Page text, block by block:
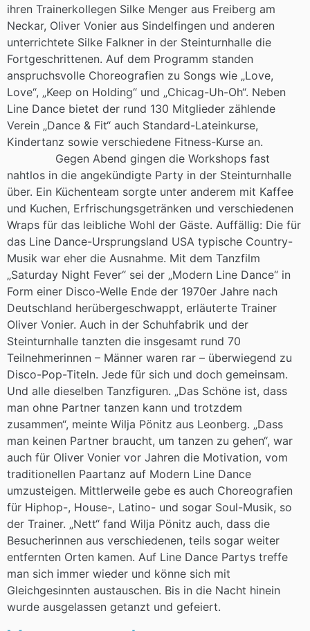
ihren Trainerkollegen Silke Menger aus Freiberg am
Neckar, Oliver Vonier aus Sindelfingen und anderen
unterrichtete Silke Falkner in der Steinturnhalle die
Fortgeschrittenen. Auf dem Programm standen
anspruchsvolle Choreografien zu Songs wie „Love,
Love“, „Keep on Holding“ und „Chicag-Uh-Oh“. Neben
Line Dance bietet der rund 130 Mitglieder zählende
Verein „Dance & Fit“ auch Standard-Lateinkurse,
Kindertanz sowie verschiedene Fitness-Kurse an.
Gegen Abend gingen die Workshops fast
nahtlos in die angekündigte Party in der Steinturnhalle
über. Ein Küchenteam sorgte unter anderem mit Kaffee
und Kuchen, Erfrischungsgetränken und verschiedenen
Wraps für das leibliche Wohl der Gäste. Auffällig: Die für
das Line Dance-Ursprungsland USA typische Country-
Musik war eher die Ausnahme. Mit dem Tanzfilm
„Saturday Night Fever“ sei der „Modern Line Dance“ in
Form einer Disco-Welle Ende der 1970er Jahre nach
Deutschland herübergeschwappt, erläuterte Trainer
Oliver Vonier. Auch in der Schuhfabrik und der
Steinturnhalle tanzten die insgesamt rund 70
Teilnehmerinnen – Männer waren rar – überwiegend zu
Disco-Pop-Titeln. Jede für sich und doch gemeinsam.
Und alle dieselben Tanzfiguren. „Das Schöne ist, dass
man ohne Partner tanzen kann und trotzdem
zusammen“, meinte Wilja Pönitz aus Leonberg. „Dass
man keinen Partner braucht, um tanzen zu gehen“, war
auch für Oliver Vonier vor Jahren die Motivation, vom
traditionellen Paartanz auf Modern Line Dance
umzusteigen. Mittlerweile gebe es auch Choreografien
für Hiphop-, House-, Latino- und sogar Soul-Musik, so
der Trainer. „Nett“ fand Wilja Pönitz auch, dass die
Besucherinnen aus verschiedenen, teils sogar weiter
entfernten Orten kamen. Auf Line Dance Partys treffe
man sich immer wieder und könne sich mit
Gleichgesinnten austauschen. Bis in die Nacht hinein
wurde ausgelassen getanzt und gefeiert.